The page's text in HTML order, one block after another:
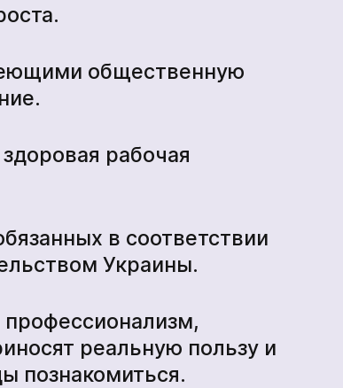
общественную
рабочая
в соответствии
Украины.
реальную пользу и
познакомиться.